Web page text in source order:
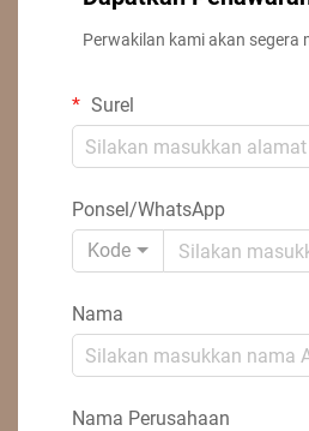
Perwakilan kami akan segera
Surel
Ponsel/WhatsApp
Kode
Nama
Nama Perusahaan